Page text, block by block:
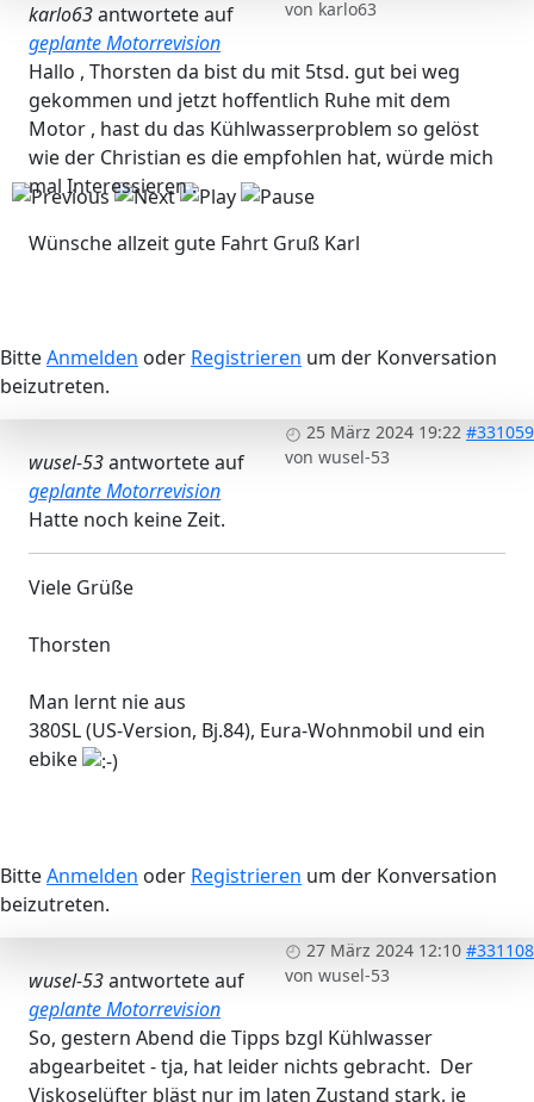
von karlo63
karlo63antwortete auf
geplante Motorrevision
Hallo , Thorsten da bist du mit 5tsd. gut bei weg
gekommen und jetzt hoffentlich Ruhe mit dem
Motor , hast du das Kühlwasserproblem so gelöst
wie der Christian es die empfohlen hat, würde mich
mal Interessieren .
Wünsche allzeit gute Fahrt Gruß Karl
BitteAnmelden oder Registrieren um der Konversation
beizutreten.
25 März 2024 19:22 #331059
von wusel-53
wusel-53antwortete auf
geplante Motorrevision
Hatte noch keine Zeit.
Viele Grüße
Thorsten
Man lernt nie aus
380SL (US-Version, Bj.84), Eura-Wohnmobil und ein
ebike
BitteAnmelden oder Registrieren um der Konversation
beizutreten.
27 März 2024 12:10 #331108
von wusel-53
wusel-53antwortete auf
geplante Motorrevision
So, gestern Abend die Tipps bzgl Kühlwasser
abgearbeitet - tja, hat leider nichts gebracht. Der
Viskoselüfter bläst nur im laten Zustand stark, je